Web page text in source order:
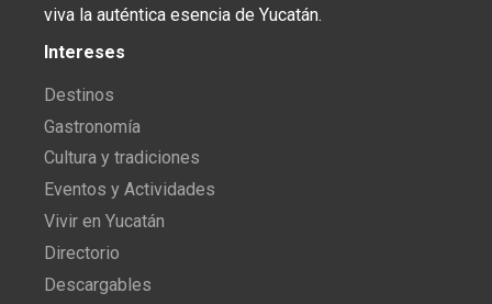
viva la auténtica esencia de Yucatán.
Intereses
Destinos
Gastronomía
Cultura y tradiciones
Eventos y Actividades
Vivir en Yucatán
Directorio
Descargables